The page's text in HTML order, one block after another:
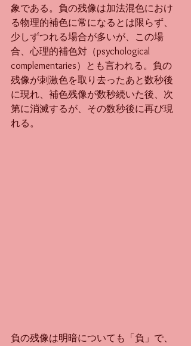
象である。負の残像は加法混色におけ
る物理的補色に常になるとは限らず、
少しずつれる場合が多いが、この場
合、心理的補色対（psychological
complementaries）とも言われる。負の
残像が刺激色を取り去ったあと数秒後
に現れ、補色残像が数秒続いた後、次
第に消滅するが、その数秒後に再び現
れる。
負の残像は明暗についても「負」で、